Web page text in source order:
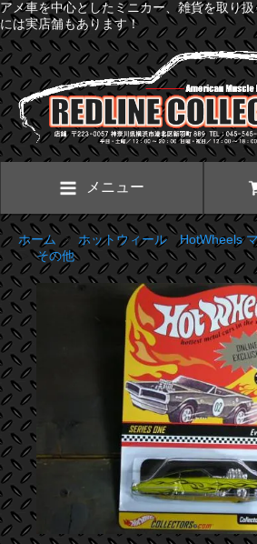
アメ車を中心としたミニカー、雑貨を取り
には実店舗もあります！
メニュー
ホーム>ホットウィール HotWheels
>その他